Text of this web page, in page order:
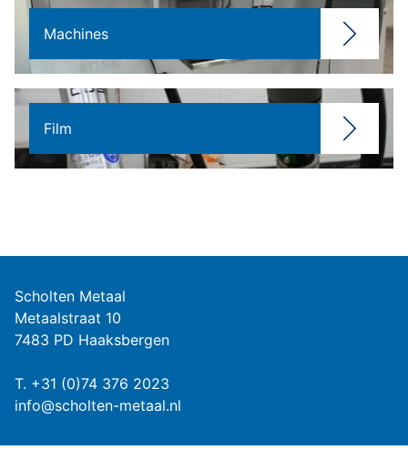
Machines
Film
Scholten Metaal
Metaalstraat 10
7483 PD Haaksbergen
T. +31 (0)74 376 2023
info@scholten-metaal.nl